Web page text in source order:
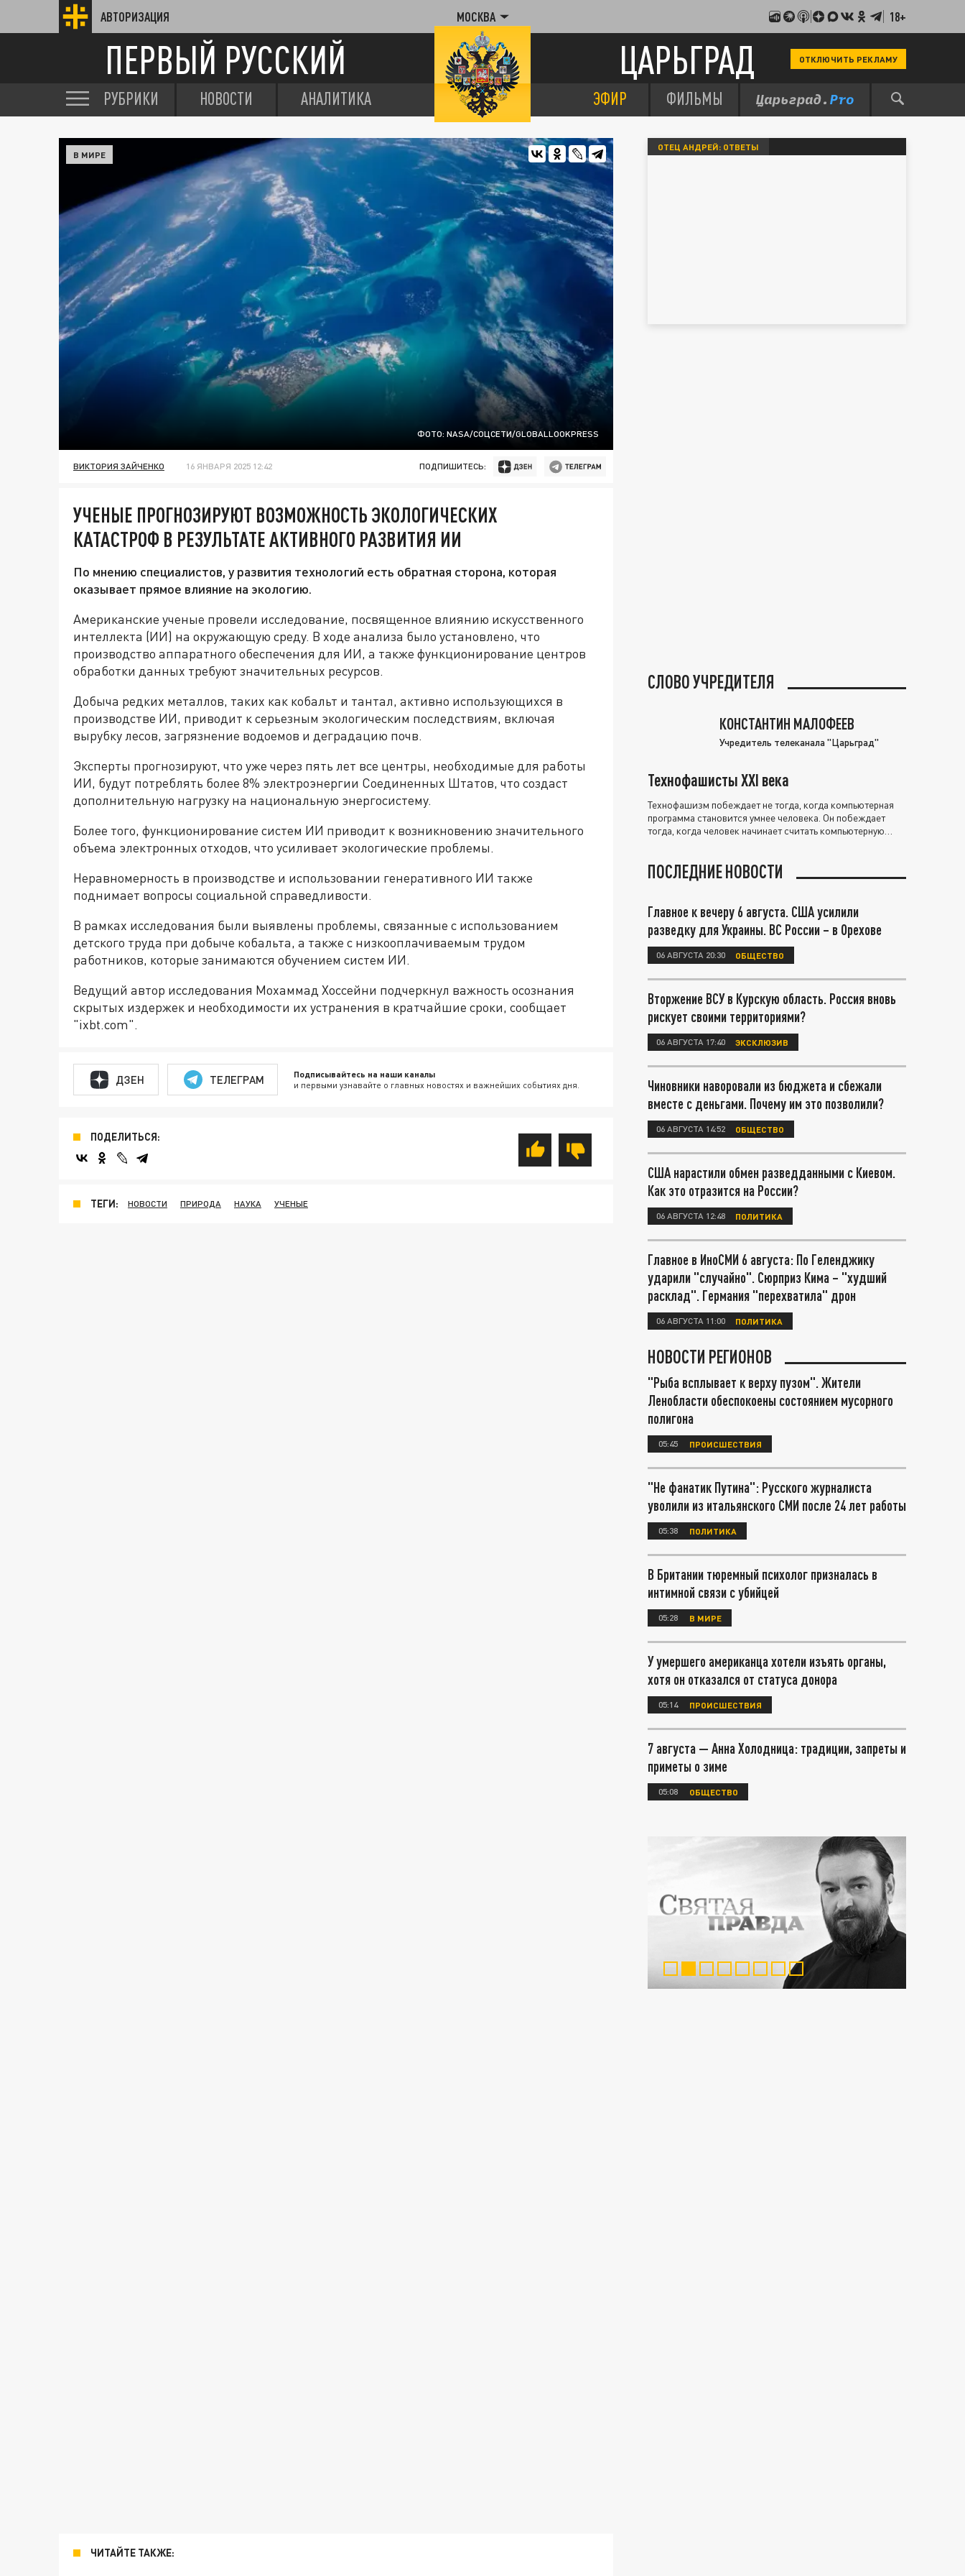
АВТОРИЗАЦИЯ МОСКВА 18+
ПЕРВЫЙ РУССКИЙ ЦАРЬГРАД ОТКЛЮЧИТЬ РЕКЛАМУ
РУБРИКИ НОВОСТИ АНАЛИТИКА ЭФИР ФИЛЬМЫ
ФОТО: NASA/СОЦСЕТИ/GLOBALLOOKPRESS
В МИРЕ
ВИКТОРИЯ ЗАЙЧЕНКО 16 ЯНВАРЯ 2025 12:42 ПОДПИШИТЕСЬ:
УЧЕНЫЕ ПРОГНОЗИРУЮТ ВОЗМОЖНОСТЬ ЭКОЛОГИЧЕСКИХ
КАТАСТРОФ В РЕЗУЛЬТАТЕ АКТИВНОГО РАЗВИТИЯ ИИ
По мнению специалистов, у развития технологий есть обратная сторона, которая
оказывает прямое влияние на экологию.
Американские ученые провели исследование, посвященное влиянию искусственного
интеллекта (ИИ) на окружающую среду. В ходе анализа было установлено, что
производство аппаратного обеспечения для ИИ, а также функционирование центров
обработки данных требуют значительных ресурсов.
Добыча редких металлов, таких как кобальт и тантал, активно использующихся в
производстве ИИ, приводит к серьезным экологическим последствиям, включая
вырубку лесов, загрязнение водоемов и деградацию почв.
Эксперты прогнозируют, что уже через пять лет все центры, необходимые для работы
ИИ, будут потреблять более 8% электроэнергии Соединенных Штатов, что создаст
дополнительную нагрузку на национальную энергосистему.
Более того, функционирование систем ИИ приводит к возникновению значительного
объема электронных отходов, что усиливает экологические проблемы.
Неравномерность в производстве и использовании генеративного ИИ также
поднимает вопросы социальной справедливости.
В рамках исследования были выявлены проблемы, связанные с использованием
детского труда при добыче кобальта, а также с низкооплачиваемым трудом
работников, которые занимаются обучением систем ИИ.
Ведущий автор исследования Мохаммад Хоссейни подчеркнул важность осознания
скрытых издержек и необходимости их устранения в кратчайшие сроки, сообщает
"ixbt.com".
ДЗЕН ТЕЛЕГРАМ Подписывайтесь на наши каналы
и первыми узнавайте о главных новостях и важнейших событиях дня.
ПОДЕЛИТЬСЯ:
ТЕГИ: НОВОСТИ ПРИРОДА НАУКА УЧЕНЫЕ
ЧИТАЙТЕ ТАКЖЕ:
ОТЕЦ АНДРЕЙ: ОТВЕТЫ
СЛОВО УЧРЕДИТЕЛЯ
КОНСТАНТИН МАЛОФЕЕВ
Учредитель телеканала "Царьград"
Технофашисты XXI века
Технофашизм побеждает не тогда, когда компьютерная
программа становится умнее человека. Он побеждает
тогда, когда человек начинает считать компьютерную
ПОСЛЕДНИЕ НОВОСТИ
Главное к вечеру 6 августа. США усилили
разведку для Украины. ВС России – в Орехове
06 АВГУСТА 20:30 ОБЩЕСТВО
Вторжение ВСУ в Курскую область. Россия вновь
рискует своими территориями?
06 АВГУСТА 17:40 ЭКСКЛЮЗИВ
Чиновники наворовали из бюджета и сбежали
вместе с деньгами. Почему им это позволили?
06 АВГУСТА 14:52 ОБЩЕСТВО
США нарастили обмен разведданными с Киевом.
Как это отразится на России?
06 АВГУСТА 12:48 ПОЛИТИКА
Главное в ИноСМИ 6 августа: По Геленджику
ударили "случайно". Сюрприз Кима – "худший
расклад". Германия "перехватила" дрон
06 АВГУСТА 11:00 ПОЛИТИКА
НОВОСТИ РЕГИОНОВ
"Рыба всплывает к верху пузом". Жители
Ленобласти обеспокоены состоянием мусорного
полигона
05:45 ПРОИСШЕСТВИЯ
"Не фанатик Путина": Русского журналиста
уволили из итальянского СМИ после 24 лет работы
05:38 ПОЛИТИКА
В Британии тюремный психолог призналась в
интимной связи с убийцей
05:28 В МИРЕ
У умершего американца хотели изъять органы,
хотя он отказался от статуса донора
05:14 ПРОИСШЕСТВИЯ
7 августа — Анна Холодница: традиции, запреты и
приметы о зиме
05:08 ОБЩЕСТВО